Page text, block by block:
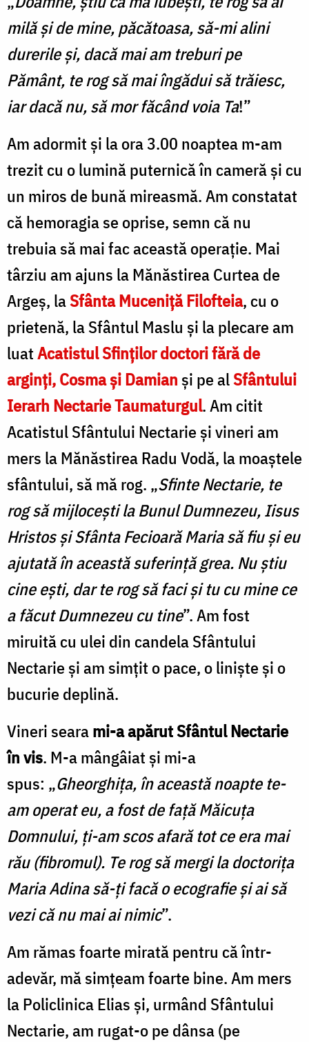
milă şi de mine, păcătoasa, să-mi alini
durerile şi, dacă mai am treburi pe
Pământ, te rog să mai îngădui să trăiesc,
iar dacă nu, să mor făcând voia Ta!”
Am adormit şi la ora 3.00 noaptea m-am
trezit cu o lumină puternică în cameră şi cu
un miros de bună mireasmă. Am constatat
că hemoragia se oprise, semn că nu
trebuia să mai fac această operaţie. Mai
târziu am ajuns la Mănăstirea Curtea de
Argeş, laSfânta Muceniţă Filofteia, cu o
prietenă, la Sfântul Maslu şi la plecare am
luatAcatistul Sfinţilor doctori fără de
arginţi, Cosma şi Damianşi pe alSfântului
Ierarh Nectarie Taumaturgul. Am citit
Acatistul Sfântului Nectarie şi vineri am
mers la Mănăstirea Radu Vodă, la moaştele
sfântului, să mă rog. „Sfinte Nectarie, te
rog să mijloceşti la Bunul Dumnezeu, Iisus
Hristos şi Sfânta Fecioară Maria să fiu şi eu
ajutată în această suferinţă grea. Nu ştiu
cine eşti, dar te rog să faci şi tu cu mine ce
a făcut Dumnezeu cu tine”. Am fost
miruită cu ulei din candela Sfântului
Nectarie şi am simţit o pace, o linişte şi o
bucurie deplină.
Vineri searami-a apărut Sfântul Nectarie
în vis. M-a mângâiat şi mi-a
spus: „Gheorghiţa, în această noapte te-
am operat eu, a fost de faţă Măicuţa
Domnului, ţi-am scos afară tot ce era mai
rău (fibromul). Te rog să mergi la doctoriţa
Maria Adina să-ţi facă o ecografie şi ai să
vezi că nu mai ai nimic”.
Am rămas foarte mirată pentru că într-
adevăr, mă simţeam foarte bine. Am mers
la Policlinica Elias şi, urmând Sfântului
Nectarie, am rugat-o pe dânsa (pe